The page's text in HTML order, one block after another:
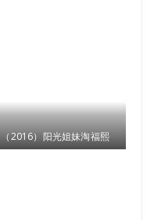
（2016）阳光姐妹淘福熙